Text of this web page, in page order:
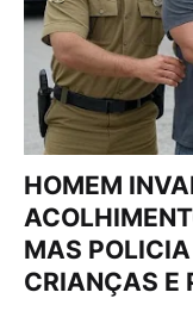
HOMEM
MAS POLICIA
CRIANÇAS E